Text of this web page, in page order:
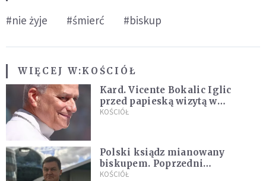
#nie żyje #śmierć #biskup
WIĘCEJ W:KOŚCIÓŁ
Kard. Vicente Bokalic Iglic
przed papieską wizytą w
Argentynie: Nasz pokorny lud
KOŚCIÓŁ
Polski ksiądz mianowany
biskupem. Poprzedni
ordynariusz zrezygnował
KOŚCIÓŁ